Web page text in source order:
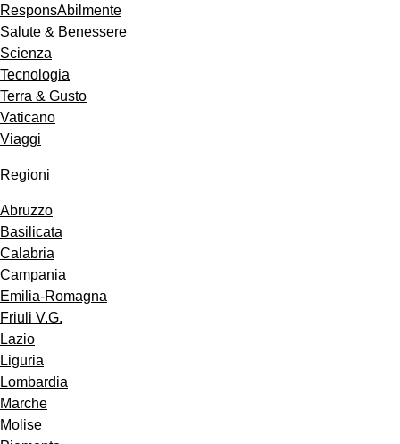
ResponsAbilmente
Salute & Benessere
Scienza
Tecnologia
Terra & Gusto
Vaticano
Viaggi
Regioni
Abruzzo
Basilicata
Calabria
Campania
Emilia-Romagna
Friuli V.G.
Lazio
Liguria
Lombardia
Marche
Molise